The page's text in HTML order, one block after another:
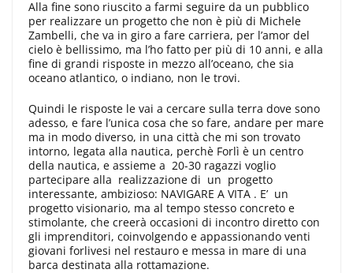
Alla fine sono riuscito a farmi seguire da un pubblico
per realizzare un progetto che non è più di Michele
Zambelli, che va in giro a fare carriera, per l’amor del
cielo è bellissimo, ma l’ho fatto per più di 10 anni, e alla
fine di grandi risposte in mezzo all’oceano, che sia
oceano atlantico, o indiano, non le trovi.
Quindi le risposte le vai a cercare sulla terra dove sono
adesso, e fare l’unica cosa che so fare, andare per mare
ma in modo diverso, in una città che mi son trovato
intorno, legata alla nautica, perchè Forlì è un centro
della nautica, e assieme a 20-30 ragazzi voglio
partecipare alla realizzazione di un progetto
interessante, ambizioso: NAVIGARE A VITA . E’ un
progetto visionario, ma al tempo stesso concreto e
stimolante, che creerà occasioni di incontro diretto con
gli imprenditori, coinvolgendo e appassionando venti
giovani forlivesi nel restauro e messa in mare di una
barca destinata alla rottamazione.